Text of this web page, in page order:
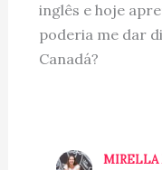
inglês e hoje
poderia me dar
Canadá?